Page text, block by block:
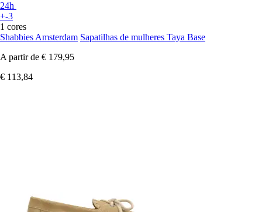
24h
+-3
1 cores
Shabbies Amsterdam Sapatilhas de mulheres Taya Base
A partir de € 179,95
€ 113,84